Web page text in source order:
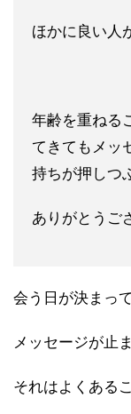
ほかに良い人
年齢を重ねる
てきてもメッ
持ちが押しつ
ありがとうご
会う日が決まっ
メッセージが止
それはよくある